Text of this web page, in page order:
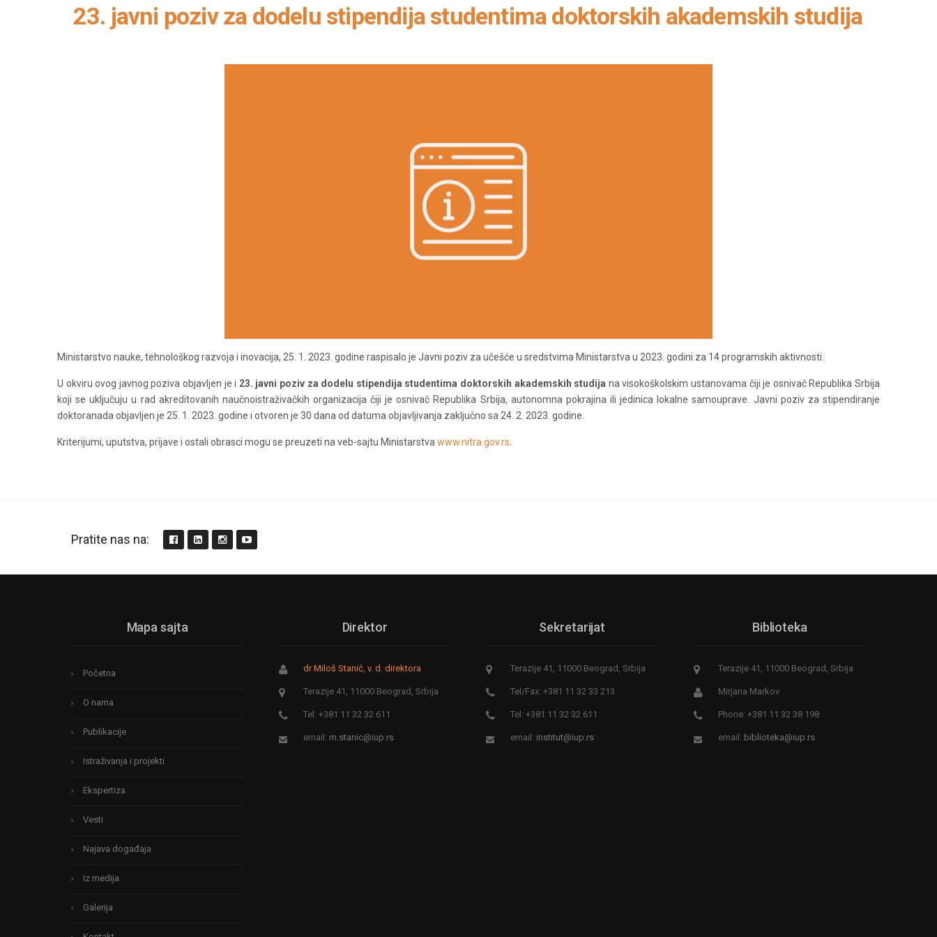
23. javni poziv za dodelu stipendija studentima doktorskih akademskih studija
Ministarstvo nauke, tehnološkog razvoja i inovacija, 25. 1. 2023. godine raspisalo je Javni poziv za učešće u sredstvima Ministarstva u 2023. godini za 14 programskih aktivnosti.
U okviru ovog javnog poziva objavlјen je i 23. javni poziv za dodelu stipendija studentima doktorskih akademskih studija na visokoškolskim ustanovama čiji je osnivač Republika Srbija
koji se uklјučuju u rad akreditovanih naučnoistraživačkih organizacija čiji je osnivač Republika Srbija, autonomna pokrajina ili jedinica lokalne samouprave. Javni poziv za stipendiranje
doktoranada objavlјen je 25. 1. 2023. godine i otvoren je 30 dana od datuma objavlјivanja zaklјučno sa 24. 2. 2023. godine.
Kriterijumi, uputstva, prijave i ostali obrasci mogu se preuzeti na veb-sajtu Ministarstva www.nitra.gov.rs
Pratite nas na:
Mapa sajta
Početna
O nama
Publikacije
Istraživanja i projekti
Ekspertiza
Vesti
Najava događaja
Iz medija
Galerija
Direktor
dr Miloš Stanić, v. d. direktora
Terazije 41, 11000 Beograd, Srbija
Tel: +381 11 32 32 611
email: m.stanic@iup.rs
Sekretarijat
Terazije 41, 11000 Beograd, Srbija
Tel/Fax: +381 11 32 33 213
Tel: +381 11 32 32 611
email: institut@iup.rs
Biblioteka
Terazije 41, 11000 Beograd, Srbija
Mirjana Markov
Phone: +381 11 32 38 198
email: biblioteka@iup.rs